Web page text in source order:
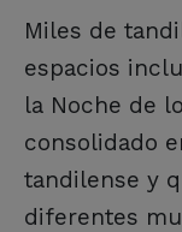
Miles de
espacios
la Noche de
consolidado
tandilense y
diferentes